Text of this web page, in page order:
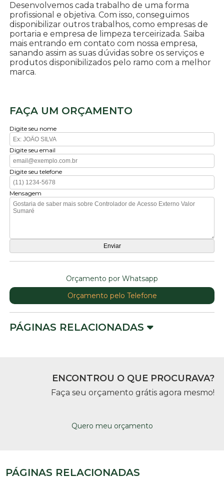
Desenvolvemos cada trabalho de uma forma
profissional e objetiva. Com isso, conseguimos
disponibilizar outros trabalhos, como empresas de
portaria e empresa de limpeza terceirizada. Saiba
mais entrando em contato com nossa empresa,
sanando assim as suas dúvidas sobre os serviços e
produtos disponibilizados pelo ramo com a melhor
marca.
FAÇA UM ORÇAMENTO
Digite seu nome
Digite seu email
Digite seu telefone
Mensagem
Orçamento por Whatsapp
Orçamento pelo Telefone
PÁGINAS RELACIONADAS
ENCONTROU O QUE PROCURAVA?
Faça seu orçamento grátis agora mesmo!
Quero meu orçamento
PÁGINAS RELACIONADAS